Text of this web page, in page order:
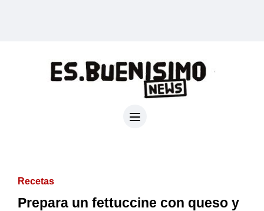
Recetas
Prepara un fettuccine con queso y